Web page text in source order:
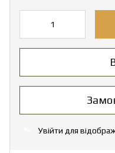
Увійти для